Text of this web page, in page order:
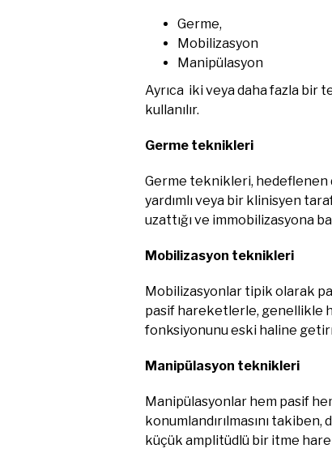
Germe,
Mobilizasyon
Manipülasyon
Ayrıca iki veya daha fazla bir
kullanılır.
Germe teknikleri
Germe teknikleri, hedeflenen
yardımlı veya bir klinisyen
uzattığı ve immobilizasyona
Mobilizasyon teknikleri
Mobilizasyonlar tipik olarak
pasif hareketlerle, genellikle
fonksiyonunu eski haline
Manipülasyon teknikleri
Manipülasyonlar hem pasif
konumlandırılmasını
küçük amplitüdlü bir itme